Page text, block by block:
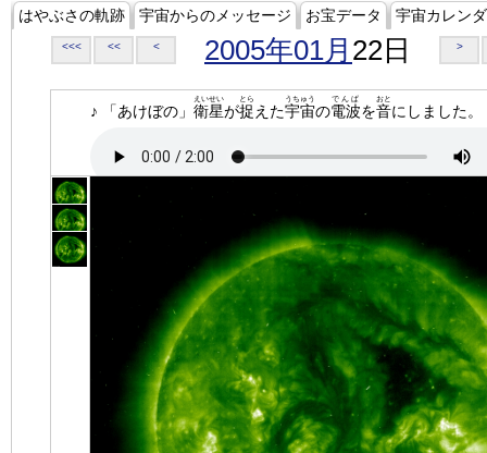
はやぶさの軌跡 宇宙からのメッセージ お宝データ 宇宙カレン
<<< << < 2005年01月 22日 >
♪ 「あけぼの」 衛星
えいせい
が捉
とら
えた宇宙
うちゅう
の電波
でんぱ
を音
おと
にしました。